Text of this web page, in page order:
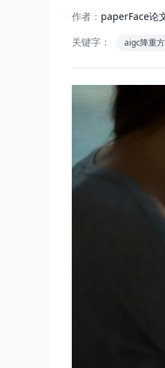
作者： paperFace论
关键字：
aigc降重